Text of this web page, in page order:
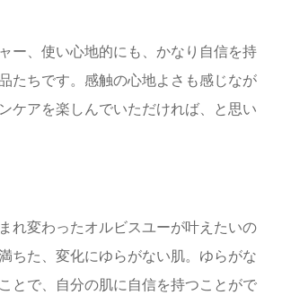
ー、使い心地的にも、かなり自信を持
たちです。感触の心地よさも感じなが
ケアを楽しんでいただければ、と思い
れ変わったオルビスユーが叶えたいの
ちた、変化にゆらがない肌。ゆらがな
とで、自分の肌に自信を持つことがで